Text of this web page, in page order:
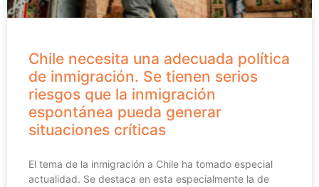
Chile necesita una adecuada política
de inmigración. Se tienen serios
riesgos que la inmigración
espontánea pueda generar
situaciones críticas
El tema de la inmigración a Chile ha tomado especial
actualidad. Se destaca en esta especialmente la de